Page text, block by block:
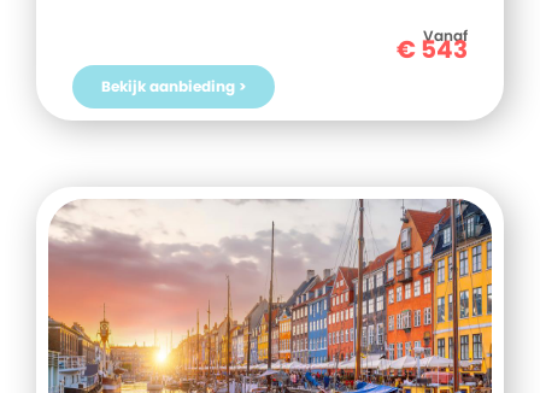
Vanaf
€543
Bekijk aanbieding >